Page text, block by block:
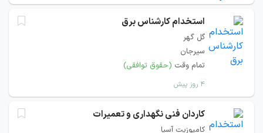
استخدام کارشناس برق
گل گهر
سیرجان
تمام وقت (حقوق توافقی)
۴ روز پیش
کاردان فنی نگهداری و تعمیرات
کامپوزیت آسیا